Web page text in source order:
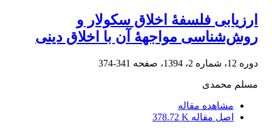
ارزیابی فلسفۀ اخلاق سکولار و
روش‌شناسی مواجهۀ آن با اخلاق دینی
دوره 12، شماره 2، 1394، صفحه 341-374
مسلم محمدی
مشاهده مقاله
اصل مقاله 378.72 K